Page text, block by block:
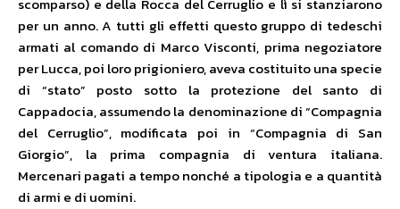
scomparso) e della Rocca del Cerruglio e lì si stanziarono
per un anno. A tutti gli effetti questo gruppo di tedeschi
armati al comando di Marco Visconti, prima negoziatore
per Lucca, poi loro prigioniero, aveva costituito una specie
di “stato” posto sotto la protezione del santo di
Cappadocia, assumendo la denominazione di “Compagnia
del Cerruglio”, modificata poi in “Compagnia di San
Giorgio”, la prima compagnia di ventura italiana.
Mercenari pagati a tempo nonché a tipologia e a quantità
di armi e di uomini.